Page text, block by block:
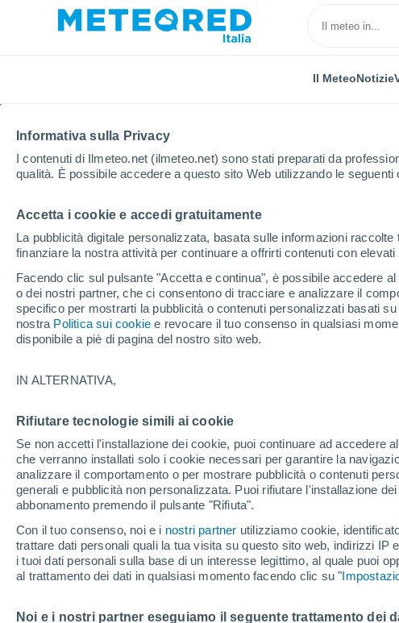
Informativa sulla Privacy
I contenuti di Ilmeteo.net (ilmeteo.net) sono stati preparati da
qualità. È possibile accedere a questo sito Web utilizzando le seguenti
Accetta i cookie e accedi gratuitamente
La pubblicità digitale personalizzata, basata sulle informazioni
finanziare la nostra attività per continuare a offrirti contenuti con
Facendo clic sul pulsante "Accetta e continua", è possibile accedere
o dei nostri partner, che ci consentono di tracciare e analizzare il
specifico per mostrarti la pubblicità o contenuti personalizzati basati
nostra Politica sui cookie e revocare il tuo consenso in qualsiasi
disponibile a piè di pagina del nostro sito web.
IN ALTERNATIVA,
Rifiutare tecnologie simili ai cookie
Se non accetti l'installazione dei cookie, puoi continuare ad accedere
che verranno installati solo i cookie necessari per garantire la
analizzare il comportamento o per mostrare pubblicità o contenuti
generali e pubblicità non personalizzata. Puoi rifiutare l'installazione
abbonamento premendo il pulsante "Rifiuta".
Con il tuo consenso, noi e i nostri partner utilizziamo cookie,
trattare dati personali quali la tua visita su questo sito web, indirizzi IP
i tuoi dati personali sulla base di un interesse legittimo, al quale puoi
al trattamento dei dati in qualsiasi momento facendo clic su "
Noi e i nostri partner eseguiamo il seguente trattamento dei
Il MeteoNotizie
Home Video Eruzione di grande portata del vulcabo